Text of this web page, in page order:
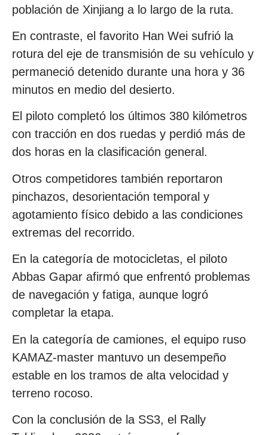
población de Xinjiang a lo largo de la ruta.
En contraste, el favorito Han Wei sufrió la
rotura del eje de transmisión de su vehículo y
permaneció detenido durante una hora y 36
minutos en medio del desierto.
El piloto completó los últimos 380 kilómetros
con tracción en dos ruedas y perdió más de
dos horas en la clasificación general.
Otros competidores también reportaron
pinchazos, desorientación temporal y
agotamiento físico debido a las condiciones
extremas del recorrido.
En la categoría de motocicletas, el piloto
Abbas Gapar afirmó que enfrentó problemas
de navegación y fatiga, aunque logró
completar la etapa.
En la categoría de camiones, el equipo ruso
KAMAZ-master mantuvo un desempeño
estable en los tramos de alta velocidad y
terreno rocoso.
Con la conclusión de la SS3, el Rally